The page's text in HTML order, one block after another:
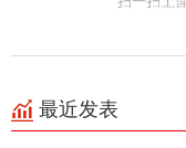
最近发表